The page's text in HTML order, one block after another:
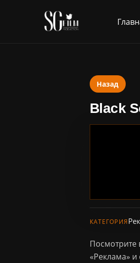
Назад
Black
КАТЕГОРИЯ
Посмотрите
«Реклама»